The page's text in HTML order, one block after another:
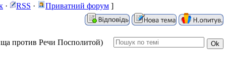
· RSS · Приватний форум ]
против Речи Посполитой)